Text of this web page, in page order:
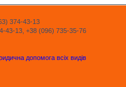
374-43-13
43-13, +38 (096) 735-35-76
допомога всіх видів